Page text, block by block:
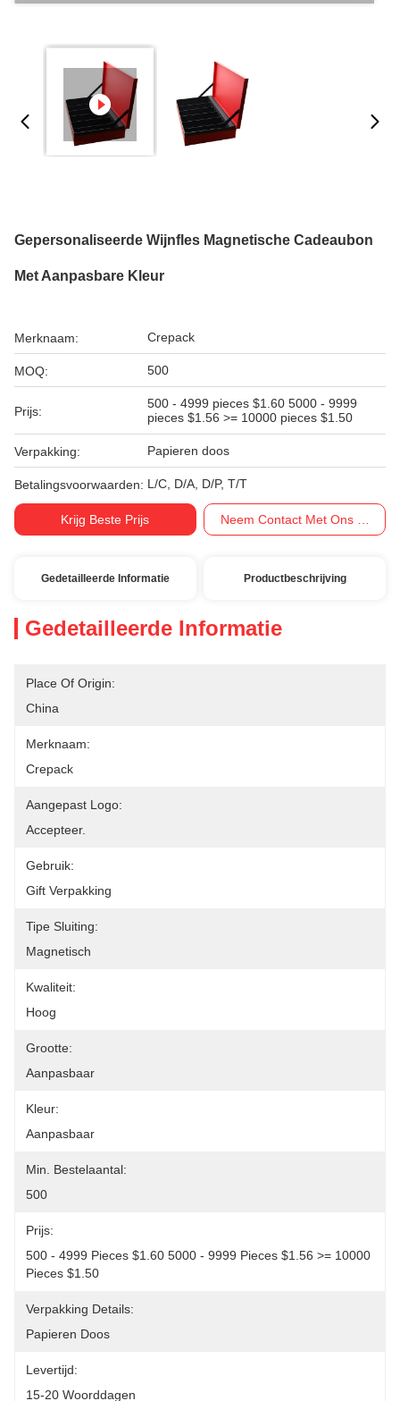
Gepersonaliseerde Wijnfles Magnetische Cadeaubon
Met Aanpasbare Kleur
Merknaam: Crepack
MOQ: 500
Prijs:
500 - 4999 pieces $1.60 5000 - 9999
pieces $1.56 >= 10000 pieces $1.50
Verpakking: Papieren doos
Betalingsvoorwaarden: L/C, D/A, D/P, T/T
Krijg Beste Prijs Neem Contact Met Ons Op
Gedetailleerde Informatie Productbeschrijving
Gedetailleerde Informatie
Place Of Origin:
China
Merknaam:
Crepack
Aangepast Logo:
Accepteer.
Gebruik:
Gift Verpakking
Tipe Sluiting:
Magnetisch
Kwaliteit:
Hoog
Grootte:
Aanpasbaar
Kleur:
Aanpasbaar
Min. Bestelaantal:
500
Prijs:
500 - 4999 Pieces $1.60 5000 - 9999 Pieces $1.56 >= 10000
Pieces $1.50
Verpakking Details:
Papieren Doos
Levertijd:
15-20 Woorddagen